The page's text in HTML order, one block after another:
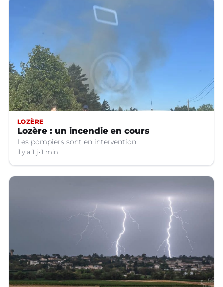
LOZÈRE
Lozère : un incendie en cours
Les pompiers sont en intervention.
il y a 1 j 1 min